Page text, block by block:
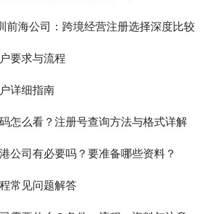
前海公司：跨境经营注册选择深度比较
要求与流程
详细指南
怎么看？注册号查询方法与格式详解
公司有必要吗？要准备哪些资料？
常见问题解答